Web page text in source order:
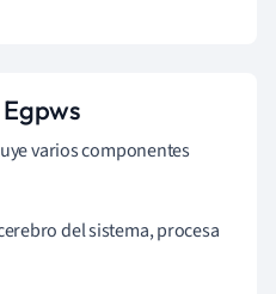
varios componentes
del sistema, procesa